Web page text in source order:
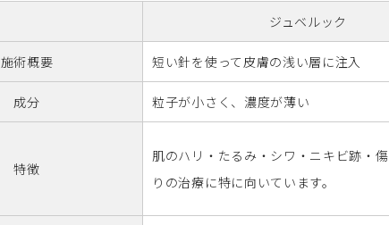
ジュベルック
施術概要 短い針を使って皮膚の浅い層に注入
成分 粒子が小さく、濃度が薄い
特徴
肌のハリ・たるみ・シワ・ニキビ跡・
りの治療に特に向いています。